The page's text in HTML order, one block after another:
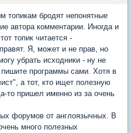
топикам бродят непонятные
автора комментарии. Иногда и
топик читается -
Я, может и не прав, но
убрать исходники - ну не
программы сами. Хотя в
а тот, кто ищет полезную
то пришел именно из за очень
форумов от англоязычных. В
много полезных